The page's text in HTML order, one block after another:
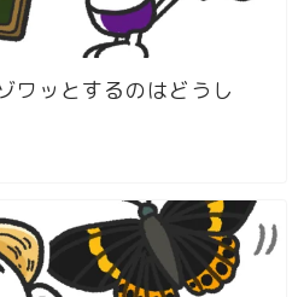
ワッとするのはどうし